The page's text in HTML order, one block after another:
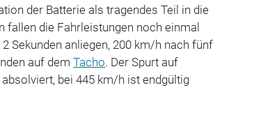
der Batterie als tragendes Teil in die
fallen die Fahrleistungen noch einmal
Sekunden anliegen, 200 km/h nach fünf
auf demTacho. Der Spurt auf
bei 445 km/h ist endgültig